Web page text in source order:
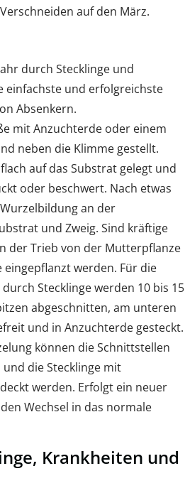
auf den März.
durch Stecklinge und
einfachste und erfolgreichste
Absenkern.
mit Anzuchterde oder einem
neben die Klimme gestellt.
auf das Substrat gelegt und
oder beschwert. Nach etwas
an der
und Zweig. Sind kräftige
der Trieb von der Mutterpflanze
werden. Für die
Stecklinge werden 10 bis 15
abgeschnitten, am unteren
und in Anzuchterde gesteckt.
können die Schnittstellen
die Stecklinge mit
werden. Erfolgt ein neuer
Wechsel in das normale
Krankheiten und